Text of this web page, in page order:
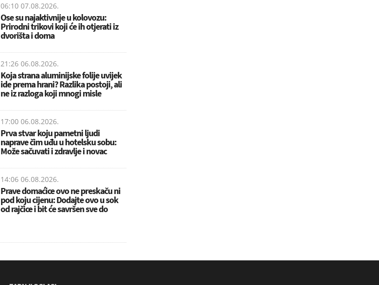
06:10 07.08.2026.
Ose su najaktivnije u kolovozu:
Prirodni trikovi koji će ih otjerati iz
dvorišta i doma
21:26 06.08.2026.
Koja strana aluminijske folije uvijek
ide prema hrani? Razlika postoji, ali
ne iz razloga koji mnogi misle
17:00 06.08.2026.
Prva stvar koju pametni ljudi
naprave čim uđu u hotelsku sobu:
Može sačuvati i zdravlje i novac
14:06 06.08.2026.
Prave domaćice ovo ne preskaču ni
pod koju cijenu: Dodajte ovo u sok
od rajčice i bit će savršen sve do